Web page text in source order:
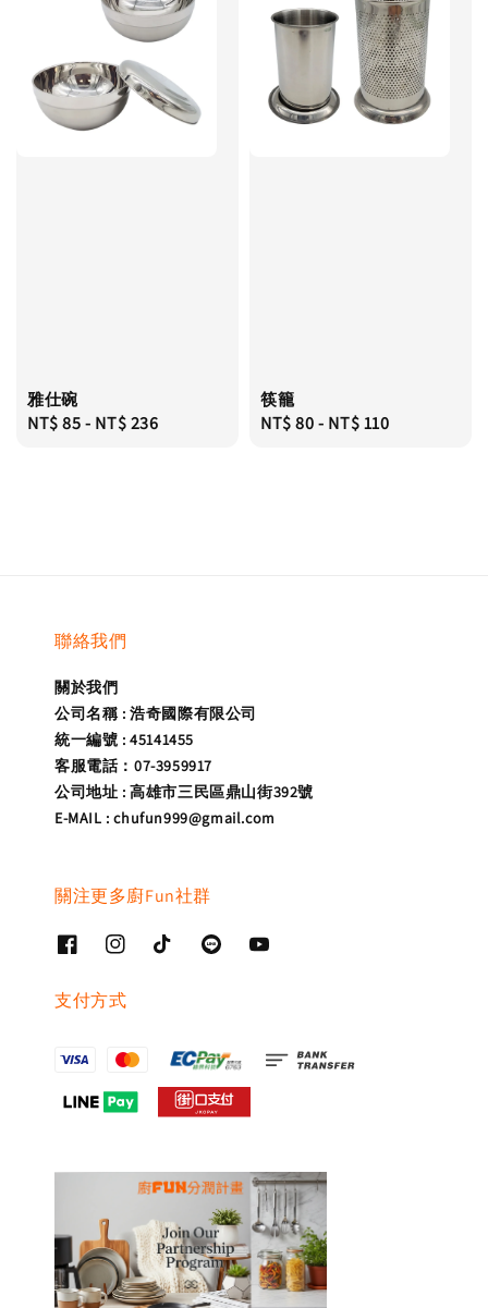
雅仕碗
Regular
NT$ 85- NT$ 236
筷籠
Regular
NT$ 80- NT$ 110
聯絡我們
關於我們
公司名稱 : 浩奇國際有限公司
統一編號 : 45141455
客服電話：07-3959917
公司地址 : 高雄市三民區鼎山街392號
E-MAIL : chufun999@gmail.com
關注更多廚Fun社群
支付方式